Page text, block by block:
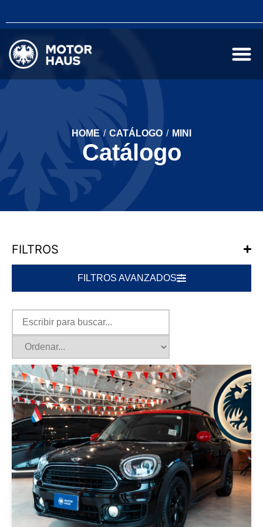
HOME / CATÁLOGO / MINI
Catálogo
FILTROS
FILTROS AVANZADOS
MINI|2018
MINI COOPER COUNTRYMAN
2018 NEGRO
USD 18000